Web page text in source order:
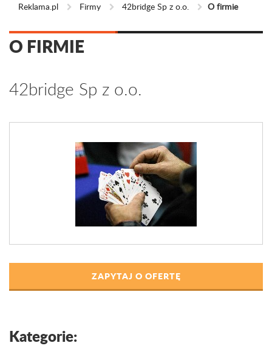
Reklama.pl Firmy 42bridge Sp z o.o. O firmie
O FIRMIE
42bridge Sp z o.o.
ZAPYTAJ O OFERTĘ
Kategorie: